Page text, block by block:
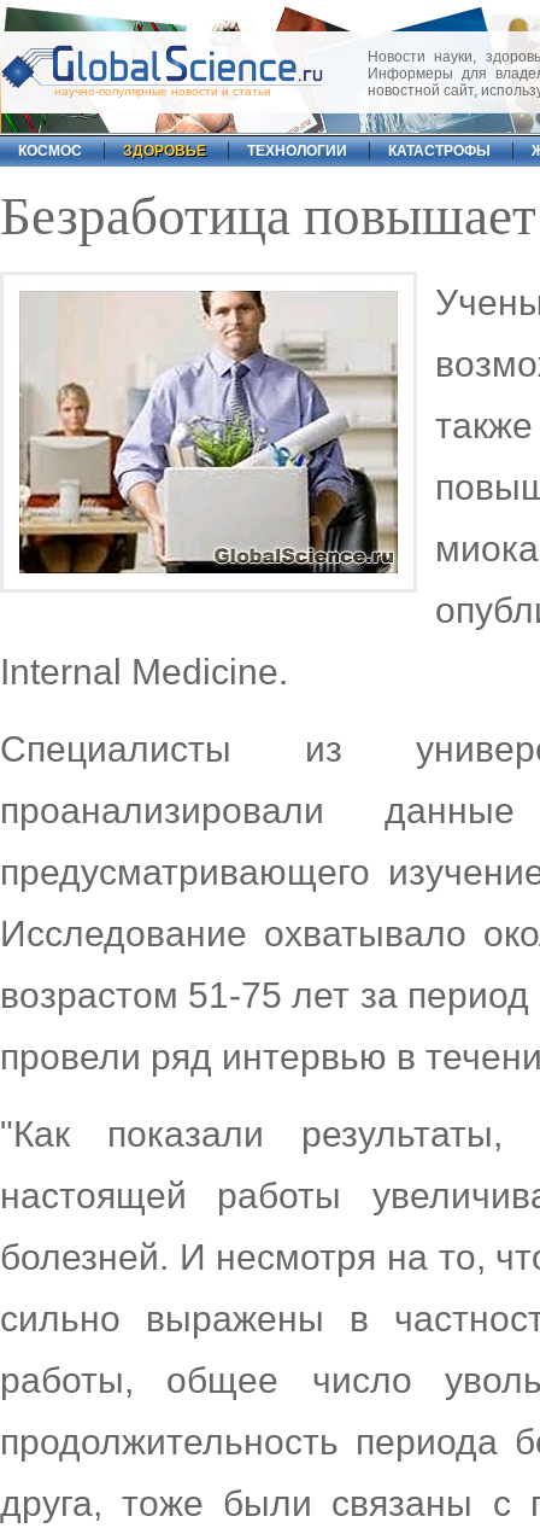
научно-популярные новости и статьи
Новости науки,
Информеры для
новостной сайт,
КОСМОС ЗДОРОВЬЕ ТЕХНОЛОГИИ КАТАСТРОФЫ
Безработица
Internal Medicine.
Специалисты из
проанализировали
предусматривающего
Исследование охватывало
возрастом 51-75 лет за
провели ряд интервью в
"Как показали
настоящей работы
болезней. И несмотря на то,
сильно выражены в
работы, общее число
продолжительность периода
друга, тоже были связаны с